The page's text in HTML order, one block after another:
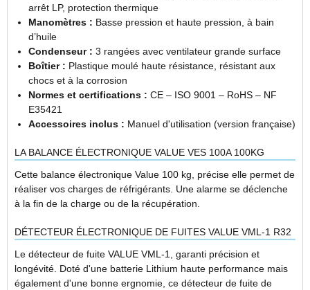
arrêt LP, protection thermique
Manomètres : Basse pression et haute pression, à bain
d’huile
Condenseur : 3 rangées avec ventilateur grande surface
Boîtier : Plastique moulé haute résistance, résistant aux
chocs et à la corrosion
Normes et certifications : CE – ISO 9001 – RoHS – NF
E35421
Accessoires inclus : Manuel d'utilisation (version française)
LA BALANCE ÉLECTRONIQUE VALUE VES 100A 100KG
Cette balance électronique Value 100 kg, précise elle permet de
réaliser vos charges de réfrigérants. Une alarme se déclenche
à la fin de la charge ou de la récupération.
DÉTECTEUR ÉLECTRONIQUE DE FUITES VALUE VML-1 R32
Le détecteur de fuite VALUE VML-1, garanti précision et
longévité. Doté d'une batterie Lithium haute performance mais
également d'une bonne ergnomie, ce détecteur de fuite de